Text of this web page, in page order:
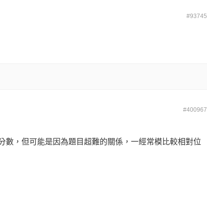
#93745
#400967
數，但可能是因為題目超難的關係，一經常模比較相對位